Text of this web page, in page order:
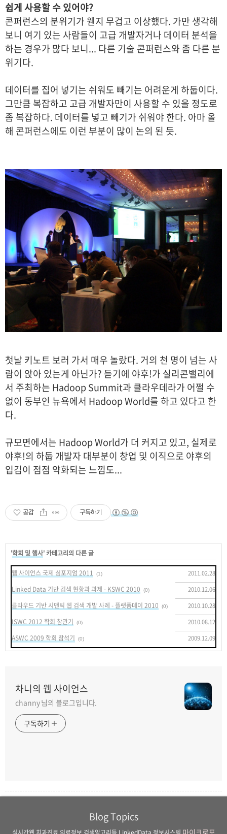
쉽게 사용할 수 있어야?
콘퍼런스의 분위기가 웬지 무겁고 이상했다. 가만 생각해
보니 여기 있는 사람들이 고급 개발자거나 데이터 분석을
하는 경우가 많다 보니... 다른 기술 콘퍼런스와 좀 다른 분
위기다.
데이터를 집어 넣기는 쉬워도 빼기는 어려운게 하둡이다.
그만큼 복잡하고 고급 개발자만이 사용할 수 있을 정도로
좀 복잡하다. 데이터를 넣고 빼기가 쉬워야 한다. 아마 올
해 콘퍼런스에도 이런 부분이 많이 논의 된 듯.
첫날 키노트 보러 가서 매우 놀랐다. 거의 천 명이 넘는 사
람이 앉아 있는게 아닌가? 듣기에 야후!가 실리콘밸리에
서 주최하는 Hadoop Summit과 클라우데라가 어쩔 수
없이 동부인 뉴욕에서 Hadoop World를 하고 있다고 한
다.
규모면에서는 Hadoop World가 더 커지고 있고, 실제로
야후!의 하둡 개발자 대부분이 창업 및 이직으로 야후의
입김이 점점 약화되는 느낌도...
공감 구독하기
'학회 및 행사' 카테고리의 다른 글
웹 사이언스 국제 심포지엄 2011 (1) 2011.02.28
Linked Data 기반 검색 현황과 과제 - KSWC 2010 (0) 2010.12.06
클라우드 기반 시맨틱 웹 검색 개발 사례 - 플랫폼데이 2010 (0) 2010.10.28
ISWC 2012 학회 참관기 (0) 2010.08.12
ASWC 2009 학회 참석기 (0) 2009.12.09
차니의 웹 사이언스
channy 님의 블로그입니다.
구독하기
Blog Topics
마이크로포